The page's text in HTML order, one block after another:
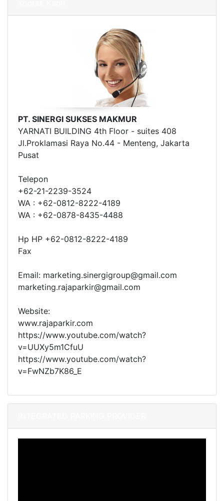
PT. SINERGI SUKSES MAKMUR
YARNATI BUILDING 4th Floor - suites 408
Jl.Proklamasi Raya No.44 - Menteng, Jakarta
Pusat
Telepon
+62-21-2239-3524
WA : +62-0812-8222-4189
WA : +62-0878-8435-4488
Hp HP +62-0812-8222-4189
Fax
Email: marketing.sinergigroup@gmail.com
marketing.rajaparkir@gmail.com
Website:
www.rajaparkir.com
https://www.youtube.com/watch?
v=UUXy5m1CfuU
https://www.youtube.com/watch?
v=FwNZb7K86_E